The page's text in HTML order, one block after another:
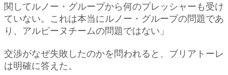
関してルノー・グループから何のプレッシャーも受け
ていない。これは本当にルノー・グループの問題であ
り、アルピーヌチームの問題ではない」
交渉がなぜ失敗したのかを問われると、ブリアトーレ
は明確に答えた。